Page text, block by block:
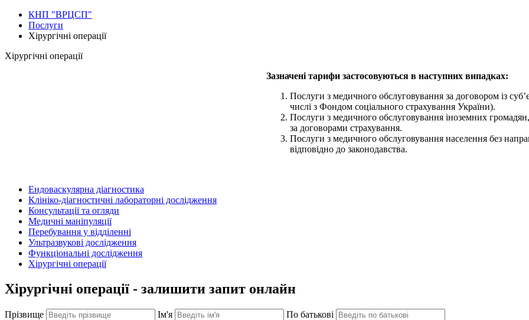
КНП "ВРЦСП"
Послуги
Хірургічні операції
Хірургічні операції
Зазначені тарифи застосовуються в наступних випадках:
Послуги з медичного обслуговування за договором із
числі з Фондом соціального страхування України).
Послуги з медичного обслуговування іноземних
за договорами страхування.
Послуги з медичного обслуговування населення без
відповідно до законодавства.
Ендоваскулярна діагностика
Клініко-діагностичні лабораторні дослідження
Консультації та огляди
Медичні маніпуляції
Перебування у відділенні
Ультразвукові дослідження
Функціональні дослідження
Хірургічні операції
Хірургічні операції - залишити запит онлайн
Прізвище Ім'я
По батькові